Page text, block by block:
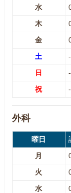
水
木
金
土
-
日
-
祝
-
外科
曜日
月
火
水